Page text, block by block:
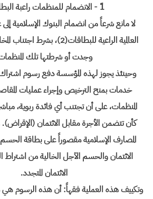
1ً - الانضمام للمنظمات راعبة البطاقات:
لا مانع شرعاً من انضمام البنوك الإسلامية
العالمية الراعية للبطاقات(2)،
وجدت أو شرطتها تلك
وحينئذ يجوز لهذه المؤسسة دفع رسوم
خدمات بمنح الترخيص وإجراء عمليات
المنظمات، على أن تجتنب أي فائدة ربوية،
كأن تتضمن الأجرة مقابل الائتمان
المصارف الإسلامية مقصوراً على بطاقة
الائتمان والحسم الآجل الخالية من اشتراط
الائتمان المتجدد.
وتكييف هذه العملية فقهاً: أن هذه الرسوم هي